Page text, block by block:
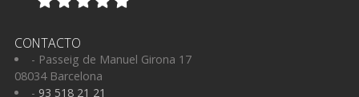
CONTACTO
- Passeig de Manuel Girona 17
08034 Barcelona
- 93 518 21 21